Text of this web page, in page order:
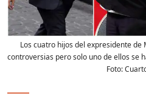
Los cuatro hijos del expresidente de
controversias pero solo uno de ellos se
Foto: